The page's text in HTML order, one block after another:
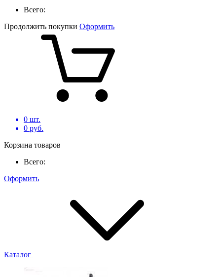
Всего:
Продолжить покупки Оформить
0 шт.
0 руб.
Корзина товаров
Всего:
Оформить
Каталог